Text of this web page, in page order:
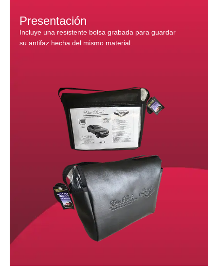
Presentación
Incluye una resistente bolsa grabada para guardar
su antifaz hecha del mismo material.